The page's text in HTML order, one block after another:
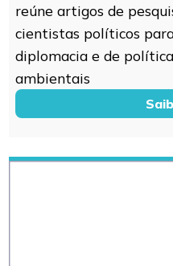
reúne artigos de
cientistas políticos
diplomacia e de
ambientais